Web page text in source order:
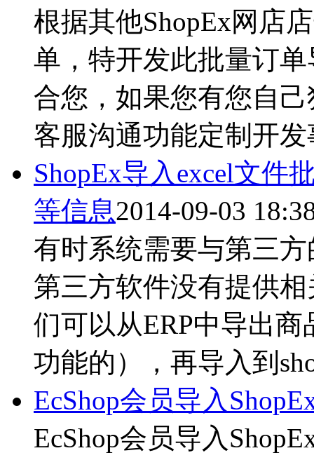
根据其他ShopEx网店
单，特开发此批量订
合您，如果您有您自
客服沟通功能定制开
ShopEx导入excel文件
等信息2014-09-03
有时系统需要与第三
第三方软件没有提供
们可以从ERP中导出
功能的），再导入到
EcShop会员导入
EcShop会员导入